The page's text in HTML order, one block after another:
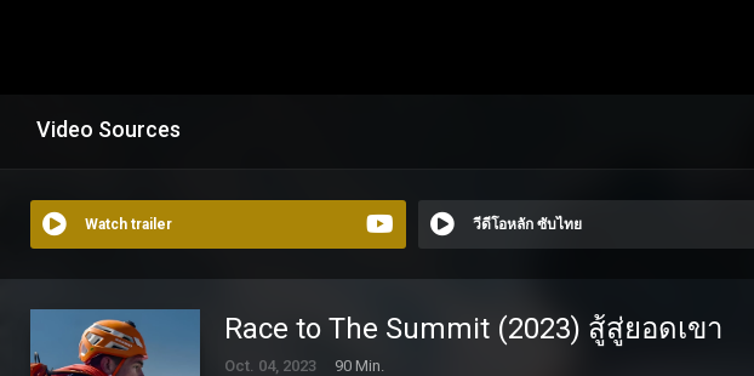
Video Sources
Watch trailer วีดีโอหลัก ซับไทย
Race to The Summit (2023) สู้สู่ยอดเขา
Oct. 04, 2023 90 Min.